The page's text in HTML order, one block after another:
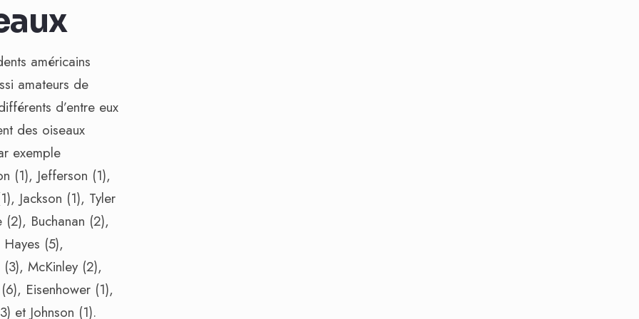
américains
amateurs de
d’entre eux
des oiseaux
exemple
(1), Jefferson (1),
Jackson (1), Tyler
(2), Buchanan (2),
(5),
McKinley (2),
Eisenhower (1),
et Johnson (1).